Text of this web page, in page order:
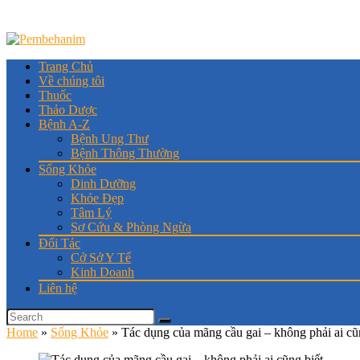
Trang Chủ
Về chúng tôi
Thuốc
Thảo Dược
Bệnh A-Z
Bệnh Ung Thư
Bệnh Thông Thường
Sống Khỏe
Dinh Dưỡng
Khỏe Đẹp
Tâm Lý
Sơ Cứu & Phòng Ngừa
Đối Tác
Cở Sở Y Tế
Kinh Doanh
Liên hệ
Home » Sống Khỏe » Tác dụng của mãng cầu gai – không phải ai